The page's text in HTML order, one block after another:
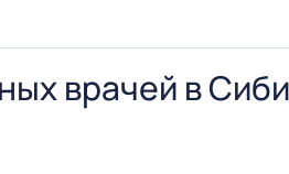
успехами в решении
педиатру Василию
Вероятно, ни один из
жизни, продолжается и в наши
врачей в